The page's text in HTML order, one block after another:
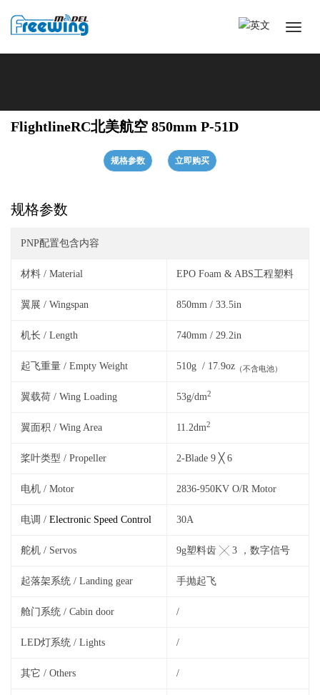
FlightlineRC北美航空 850mm P-51D
规格参数 立即购买
规格参数
PNP配置包含内容
材料 / Material EPO Foam & ABS工程塑料
翼展 / Wingspan 850mm / 33.5in
机长 / Length 740mm / 29.2in
起飞重量 / Empty Weight 510g / 17.9oz （不含电池）
翼载荷 / Wing Loading 53g/dm2
翼面积 / Wing Area 11.2dm2
桨叶类型 / Propeller 2-Blade 9 ╳ 6
电机 / Motor 2836-950KV O/R Motor
电调 / Electronic Speed Control 30A
舵机 / Servos 9g塑料齿 ╳ 3 ，数字信号
起落架系统 / Landing gear 手抛起飞
舱门系统 / Cabin door /
LED灯系统 / Lights /
其它 / Others /